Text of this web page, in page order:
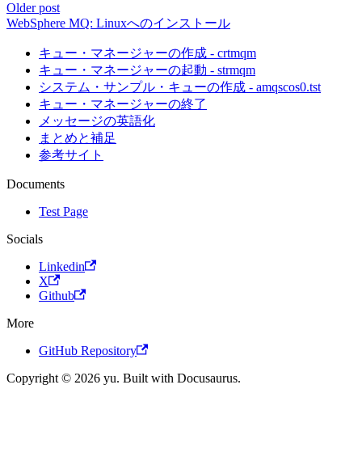
Older post
WebSphere MQ: Linuxへのインストール
キュー・マネージャーの作成 - crtmqm
キュー・マネージャーの起動 - strmqm
システム・サンプル・キューの作成 - amqscos0.tst
キュー・マネージャーの終了
メッセージの英語化
まとめと補足
参考サイト
Documents
Test Page
Socials
Linkedin
X
Github
More
GitHub Repository
Copyright © 2026 yu. Built with Docusaurus.